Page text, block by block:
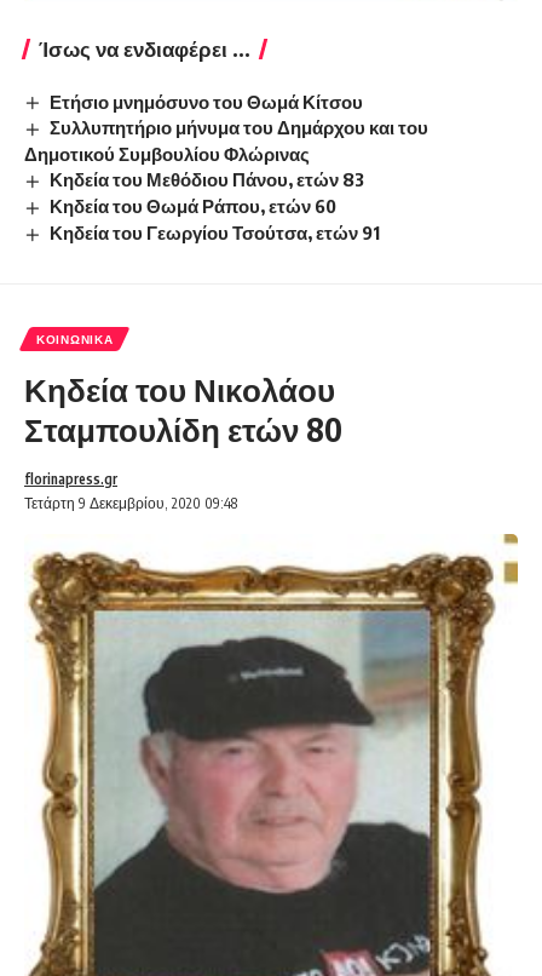
Ίσως να ενδιαφέρει ...
Ετήσιο μνημόσυνο του Θωμά Κίτσου
Συλλυπητήριο μήνυμα του Δημάρχου και του
Δημοτικού Συμβουλίου Φλώρινας
Κηδεία του Μεθόδιου Πάνου, ετών 83
Κηδεία του Θωμά Ράπου, ετών 60
Κηδεία του Γεωργίου Τσούτσα, ετών 91
ΚΟΙΝΩΝΙΚΆ
Κηδεία του Νικολάου
Σταμπουλίδη ετών 80
Τετάρτη 9 Δεκεμβρίου, 2020 09:48
florinapress.gr